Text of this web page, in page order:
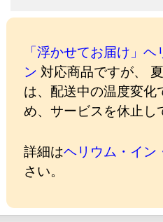
「浮かせてお届け」
ン 対応商品ですが、
は、配送中の温度変化
め、サービスを休止し
詳細はヘリウム・イン
さい。